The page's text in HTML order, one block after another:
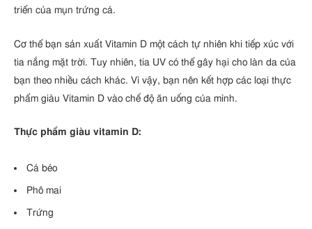
triển của mụn trứng cá.
Cơ thể bạn sản xuất Vitamin D một cách tự nhiên khi tiếp xúc với
tia nắng mặt trời. Tuy nhiên, tia UV có thể gây hại cho làn da của
bạn theo nhiều cách khác. Vì vậy, bạn nên kết hợp các loại thực
phẩm giàu Vitamin D vào chế độ ăn uống của mình.
Thực phẩm giàu vitamin D:
Cá béo
Phô mai
Trứng